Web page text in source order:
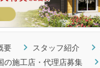
要 スタッフ紹介
の施工店・代理店募集